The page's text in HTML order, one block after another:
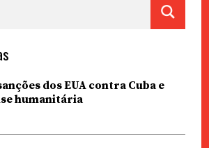
dos EUA contra Cuba e
humanitária